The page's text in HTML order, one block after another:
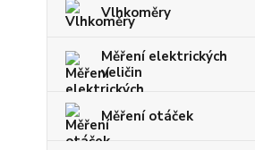
Vlhkoměry
Měření elektrických
veličin
Měření otáček